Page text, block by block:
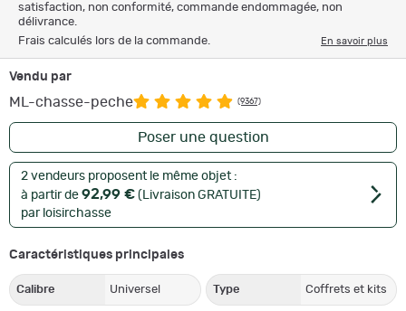
satisfaction, non conformité, commande endommagée, non
délivrance.
Frais calculés lors de la commande.
En savoir plus
Vendu par
ML-chasse-peche (9367)
Poser une question
2 vendeurs proposent le même objet :
à partir de 92,99 € (Livraison GRATUITE)
par loisirchasse
Caractéristiques principales
Calibre Universel Type Coffrets et kits